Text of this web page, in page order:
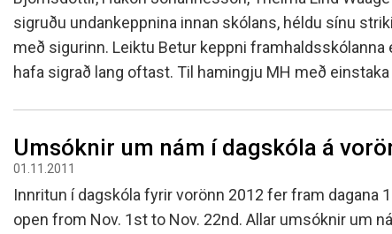
sigruðu undankeppnina innan skólans, héldu sínu
með sigurinn. Leiktu Betur keppni framhaldsskólanna
hafa sigrað lang oftast. Til hamingju MH með
Umsóknir um nám í dagskóla á
01.11.2011
Innritun í dagskóla fyrir vorönn 2012 fer fram
open from Nov. 1st to Nov. 22nd. Allar umsóknir um